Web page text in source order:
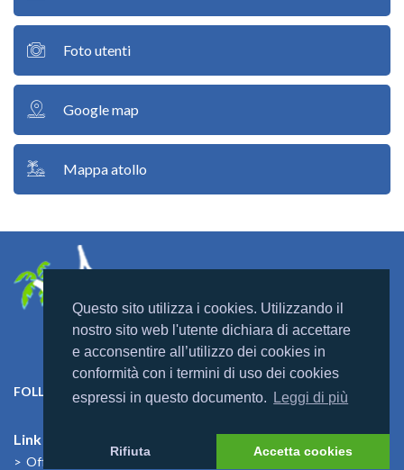
Questo sito utilizza i cookies. Utilizzando il
nostro sito web l'utente dichiara di accettare
e acconsentire all’utilizzo dei cookies in
conformità con i termini di uso dei cookies
espressi in questo documento.
Leggi di più
Rifiuta Accetta cookies
Foto utenti
Google map
Mappa atollo
FOLLOW US ON:
Link Utili
Offerte